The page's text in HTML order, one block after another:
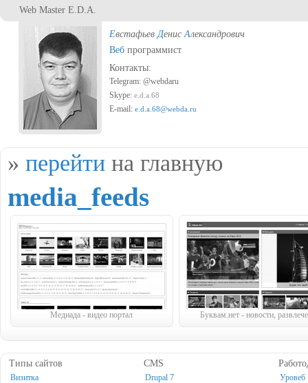
Перейти к основному содержанию
Web Master E.D.A.
ЕвстафьевДенисАлександрович
Веб программист
Контакты:
Telegram: @webdaru
Skype: e.d.a.68
E-mail: e.d.a.68@webda.ru
Вы здесь
» перейти на главную
media_feeds
Медиада - видео портал Буквам.нет - новости,
Типы сайтов
Визитка
CMS
Drupal 7
Уровеб